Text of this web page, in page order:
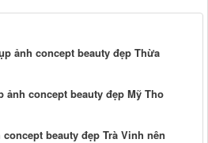
ảnh concept beauty đẹp Thừa
ảnh concept beauty đẹp Mỹ Tho
beauty đẹp Trà Vinh nên